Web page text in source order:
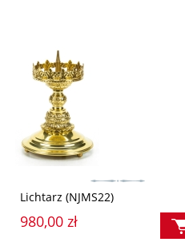
Lichtarz (NJMS22)
980,00 zł